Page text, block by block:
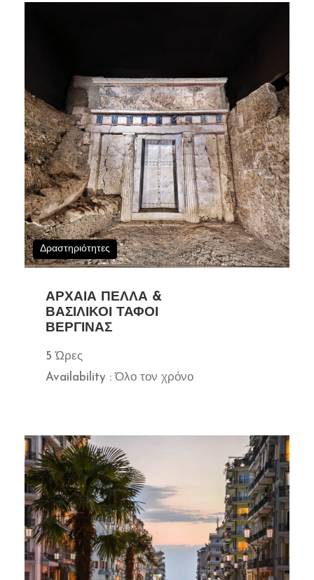
Δραστηριότητες
ΑΡΧΑΊΑ ΠΈΛΛΑ &
ΒΑΣΙΛΙΚΟΊ ΤΆΦΟΙ
ΒΕΡΓΊΝΑΣ
5 Ώρες
Availability : Όλο τον χρόνο